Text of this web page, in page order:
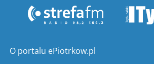
O portalu ePiotrkow.pl